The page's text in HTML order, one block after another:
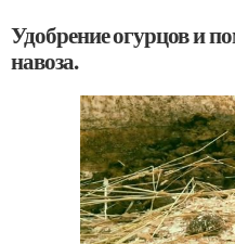
Удобрение огурцов и
навоза.